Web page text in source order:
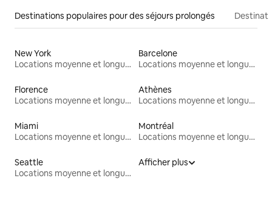
Destinations populaires pour des séjours prolongés
New York
Locations moyenne et longue durée
Barcelone
Locations moyenne et longue durée
Florence
Locations moyenne et longue durée
Athènes
Locations moyenne et longue durée
Miami
Locations moyenne et longue durée
Montréal
Locations moyenne et longue durée
Seattle
Locations moyenne et longue durée
Afficher plus